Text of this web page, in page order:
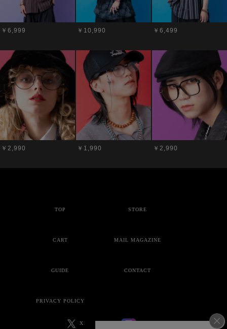
￥6,999 ￥10,990 ￥6,499
￥2,990 ￥1,990 ￥2,990
TOP STORE
CART MAIL MAGAZINE
GUIDE CONTACT
PRIVACY POLICY
X